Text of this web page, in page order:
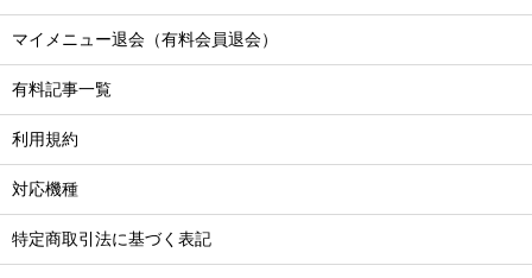
マイメニュー退会（有料会員退会）
有料記事一覧
利用規約
対応機種
特定商取引法に基づく表記